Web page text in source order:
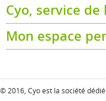
Cyo, service de
Mon espace
© 2016, Cyo est la société